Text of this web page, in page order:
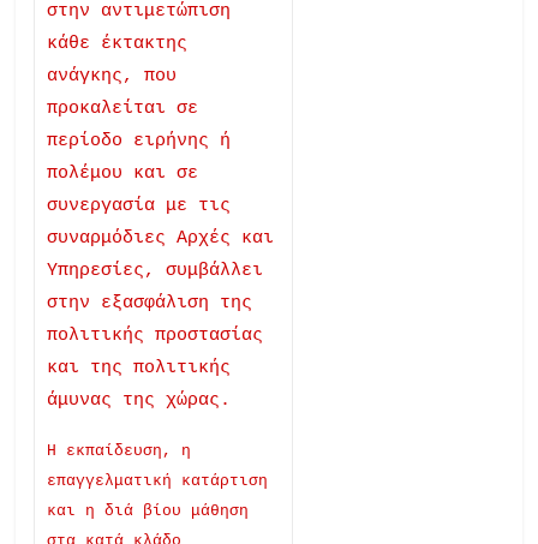
στην αντιμετώπιση
κάθε έκτακτης
ανάγκης, που
προκαλείται σε
περίοδο ειρήνης ή
πολέμου και σε
συνεργασία με τις
συναρμόδιες Αρχές και
Υπηρεσίες, συμβάλλει
στην εξασφάλιση της
πολιτικής προστασίας
και της πολιτικής
άμυνας της χώρας.
Η εκπαίδευση, η
επαγγελματική κατάρτιση
και η διά βίου μάθηση